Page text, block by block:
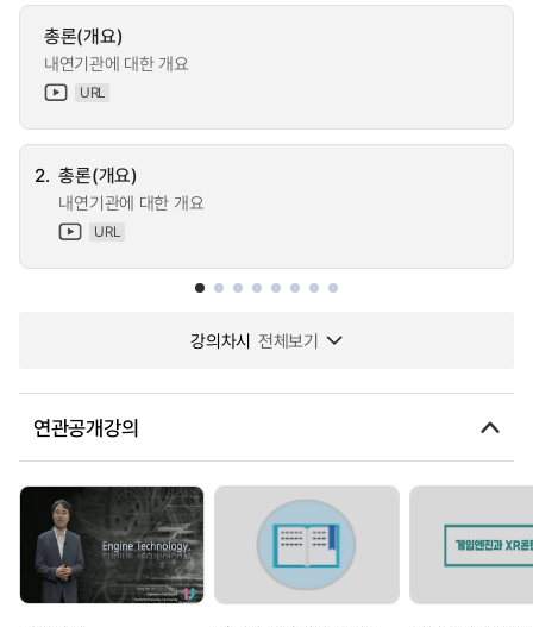
총론(개요)
내연기관에 대한 개요
URL
2. 총론(개요)
내연기관에 대한 개요
URL
강의차시 전체보기
연관공개강의